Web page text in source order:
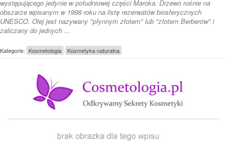
występującego jedynie w południowej części Maroka. Drzewo rośnie na
obszarze wpisanym w 1998 roku na listę rezerwatów biosferycznych
UNESCO. Olej jest nazywany "płynnym złotem" lub "złotem Berberów" i
zaliczany do jednych ...
Kategorie: Kosmetologia Kosmetyka naturalna